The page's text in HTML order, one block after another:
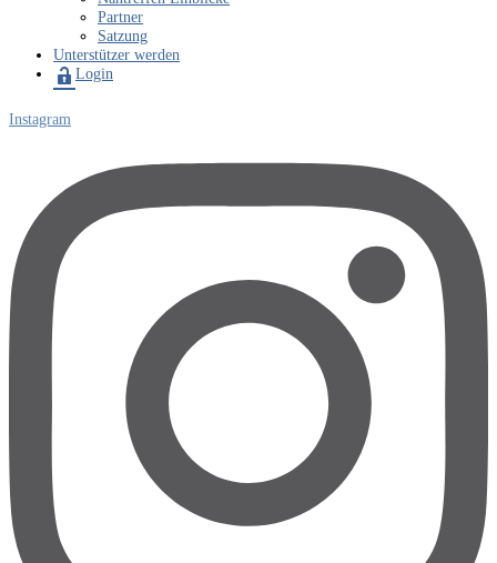
Partner
Satzung
Unterstützer werden
Login
Instagram